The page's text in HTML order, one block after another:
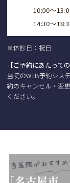
ゴールデン
10:00～
14:30～
※休診日：祝日
【ご予約にあたって
当院のWEB予約シス
約のキャンセル・変
ください。